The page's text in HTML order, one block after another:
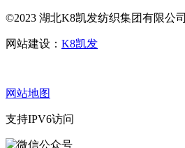
©2023 湖北K8凯发纺织集团有限公司
网站建设： K8凯发
网站地图
支持IPV6访问